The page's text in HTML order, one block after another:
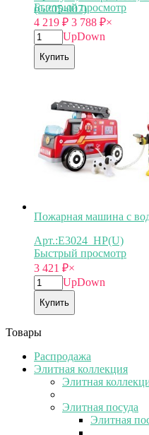
(G205-007)
Быстрый просмотр
4 219 ₽ 3 788 ₽×
UpDown
Купить
Пожарная машина с
Арт.:E3024_HP(U)
Быстрый просмотр
3 421 ₽×
UpDown
Купить
Товары
Распродажа
Элитная коллекция
Элитная
Элитная посуда
Элитная